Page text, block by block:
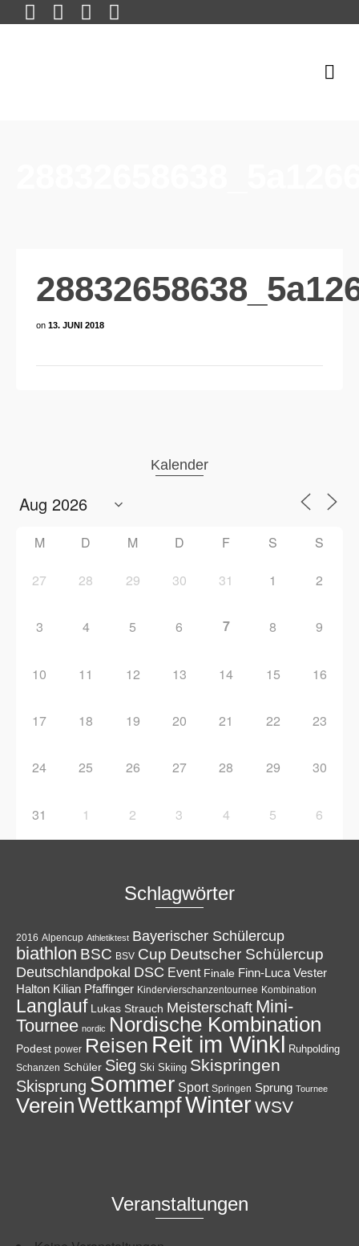
on 13. JUNI 2018
Kalender
M D M D F S S
27 28 29 30 31 1 2
3 4 5 6 7 8 9
10 11 12 13 14 15 16
17 18 19 20 21 22 23
24 25 26 27 28 29 30
31 1 2 3 4 5 6
Schlagwörter
2016 Alpencup Athletiktest Bayerischer Schülercup
biathlon BSC BSV Cup Deutscher Schülercup
Deutschlandpokal DSC Event Finale Finn-Luca Vester
Halton Kilian Pfaffinger Kindervierschanzentournee Kombination
Langlauf Lukas Strauch Meisterschaft Mini-
Tournee nordic Nordische Kombination
Podest power Reisen Reit im Winkl Ruhpolding
Schanzen Schüler Sieg Ski Skiing Skispringen
Skisprung Sommer Sport Springen Sprung Tournee
VereinWettkampfWinterWSV
Veranstaltungen